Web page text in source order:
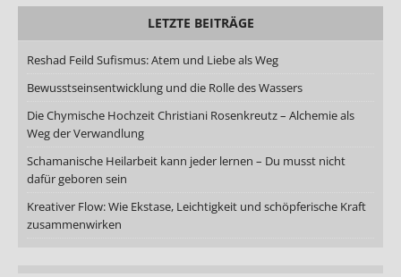
LETZTE BEITRÄGE
Reshad Feild Sufismus: Atem und Liebe als Weg
Bewusstseinsentwicklung und die Rolle des Wassers
Die Chymische Hochzeit Christiani Rosenkreutz – Alchemie als
Weg der Verwandlung
Schamanische Heilarbeit kann jeder lernen – Du musst nicht
dafür geboren sein
Kreativer Flow: Wie Ekstase, Leichtigkeit und schöpferische Kraft
zusammenwirken